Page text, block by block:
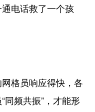
通电话救了一个孩
格员响应得快，各
同频共振”，才能形